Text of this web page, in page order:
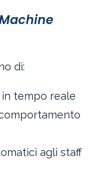
di:
tempo reale
agli staff